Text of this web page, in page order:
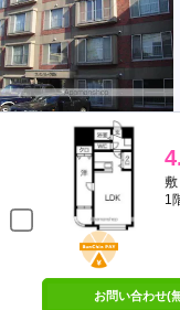
敷
1
BunChinPAY
お問い合わせ(